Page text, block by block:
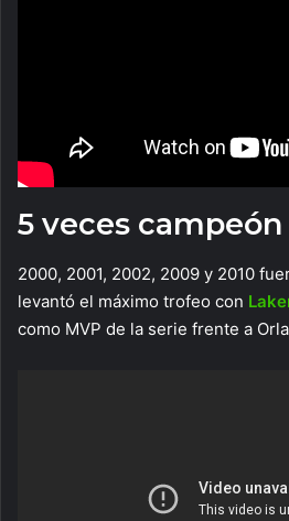
5 veces
2000, 2001, 2002, 2009 y 2010
levantó el máximo trofeo con
como MVP de la serie frente a